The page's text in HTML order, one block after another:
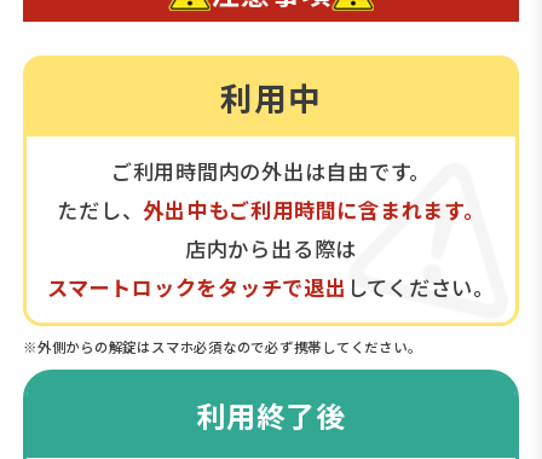
利用中
ご利用時間内の外出は自由です。
ただし、外出中もご利用時間に含まれます。
店内から出る際は
スマートロックをタッチで退出 してください。
※外側からの解錠はスマホ必須なので必ず携帯してください。
利用終了後